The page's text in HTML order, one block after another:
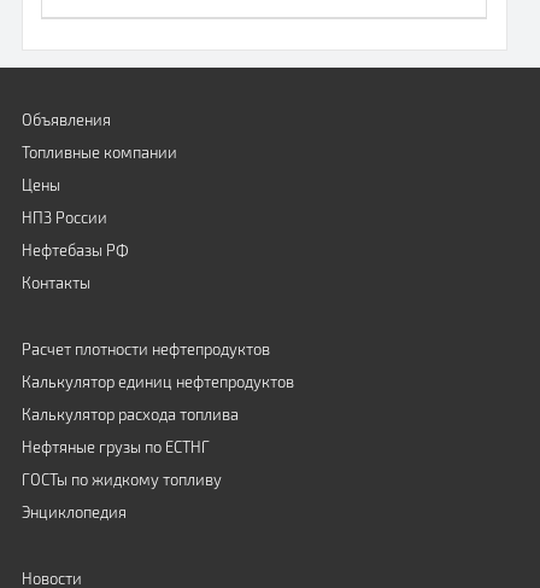
Объявления
Топливные компании
Цены
НПЗ России
Нефтебазы РФ
Контакты
Расчет плотности нефтепродуктов
Калькулятор единиц нефтепродуктов
Калькулятор расхода топлива
Нефтяные грузы по ЕСТНГ
ГОСТы по жидкому топливу
Энциклопедия
Новости